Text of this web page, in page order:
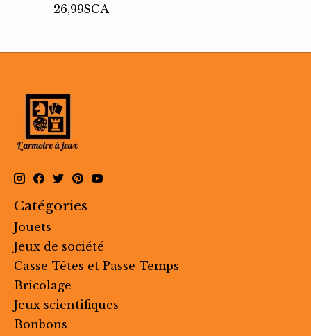
26,99$CA
Catégories
Jouets
Jeux de société
Casse-Têtes et Passe-Temps
Bricolage
Jeux scientifiques
Bonbons